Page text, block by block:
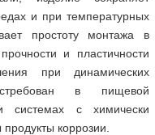
и при температурных
простоту монтажа в
и пластичности
при динамических
в пищевой
системах с химически
коррозии.